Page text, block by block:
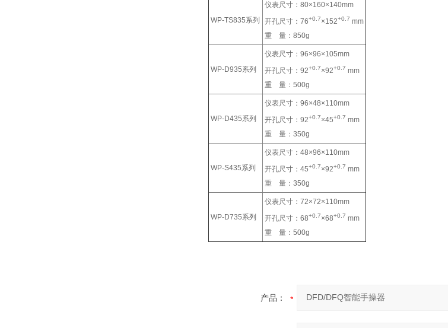
WP-TS835系列
仪表尺寸：80×160×140mm
开孔尺寸：76+0.7×152+0.7 mm
重 量：850g
WP-D935系列
仪表尺寸：96×96×105mm
开孔尺寸：92+0.7×92+0.7 mm
重 量：500g
WP-D435系列
仪表尺寸：96×48×110mm
开孔尺寸：92+0.7×45+0.7 mm
重 量：350g
WP-S435系列
仪表尺寸：48×96×110mm
开孔尺寸：45+0.7×92+0.7 mm
重 量：350g
WP-D735系列
仪表尺寸：72×72×110mm
开孔尺寸：68+0.7×68+0.7 mm
重 量：500g
产品：